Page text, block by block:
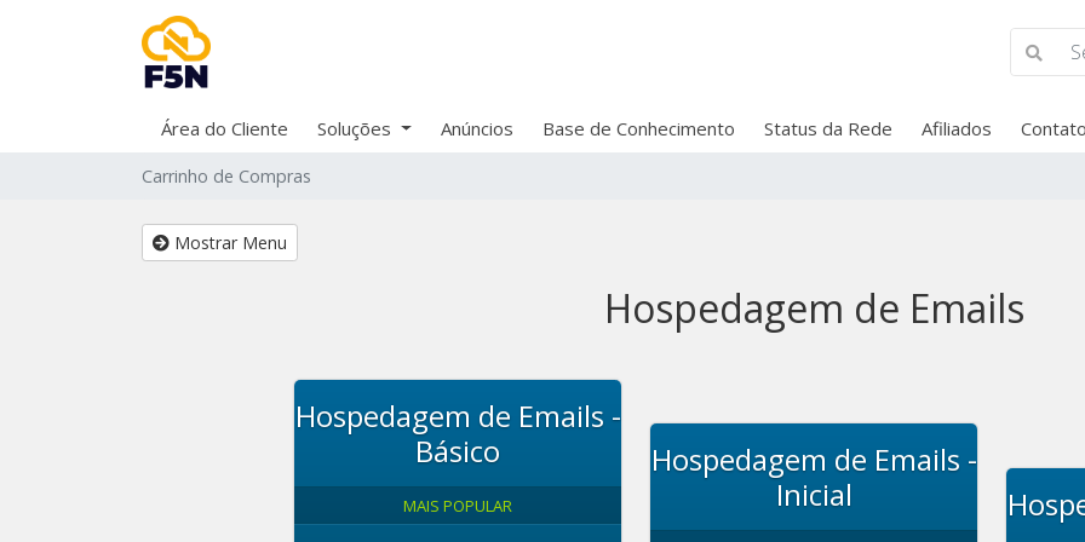
Área do Cliente Soluções Anúncios Base de Conhecimento Status da Rede Afiliados Contato
Carrinho de Compras
Mostrar Menu
Hospedagem de Emails
Hospedagem de Emails -
Básico
MAIS POPULAR
Hospedagem de Emails -
Inicial